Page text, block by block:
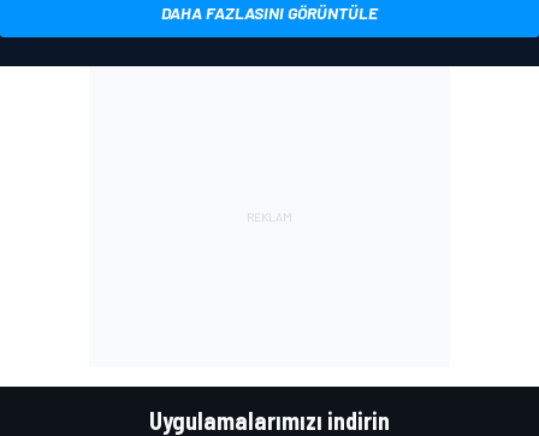
DAHA FAZLASINI GÖRÜNTÜLE
Uygulamalarımızı indirin